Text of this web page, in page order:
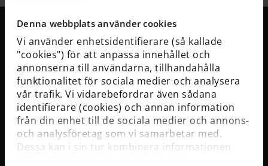
Denna webbplats använder cookies
Vi använder enhetsidentifierare (så kallade
"cookies") för att anpassa innehållet och
annonserna till användarna, tillhandahålla
funktionalitet för sociala medier och analysera
vår trafik. Vi vidarebefordrar även sådana
identifierare (cookies) och annan information
från din enhet till de sociala medier och annons-
och analysföretag som vi samarbetar med.
Dessa kan i sin tur kombinera informationen
Kontakta oss
Telefon: 46-8-519 548 80
E-post:registrator@statensmuseermtf.se
Mer kontaktinformation
Adress